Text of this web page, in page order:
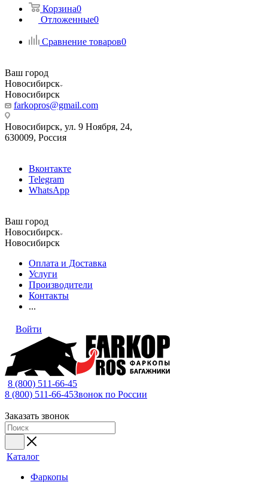
Корзина0
Отложенные0
Сравнение товаров0
Ваш город
Новосибирск
Новосибирск
farkopros@gmail.com
Новосибирск, ул. 9 Ноября, 24,
630009, Россия
Вконтакте
Telegram
WhatsApp
Ваш город
Новосибирск
Новосибирск
Оплата и Доставка
Услуги
Производители
Контакты
...
Войти
8 (800) 511-66-45
8 (800) 511-66-45Звонок по России
Заказать звонок
Каталог
Фаркопы